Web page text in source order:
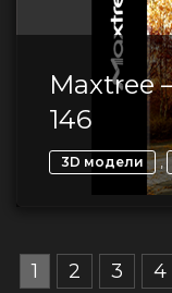
Maxtree
146
3D модели ,
1 2 3 4